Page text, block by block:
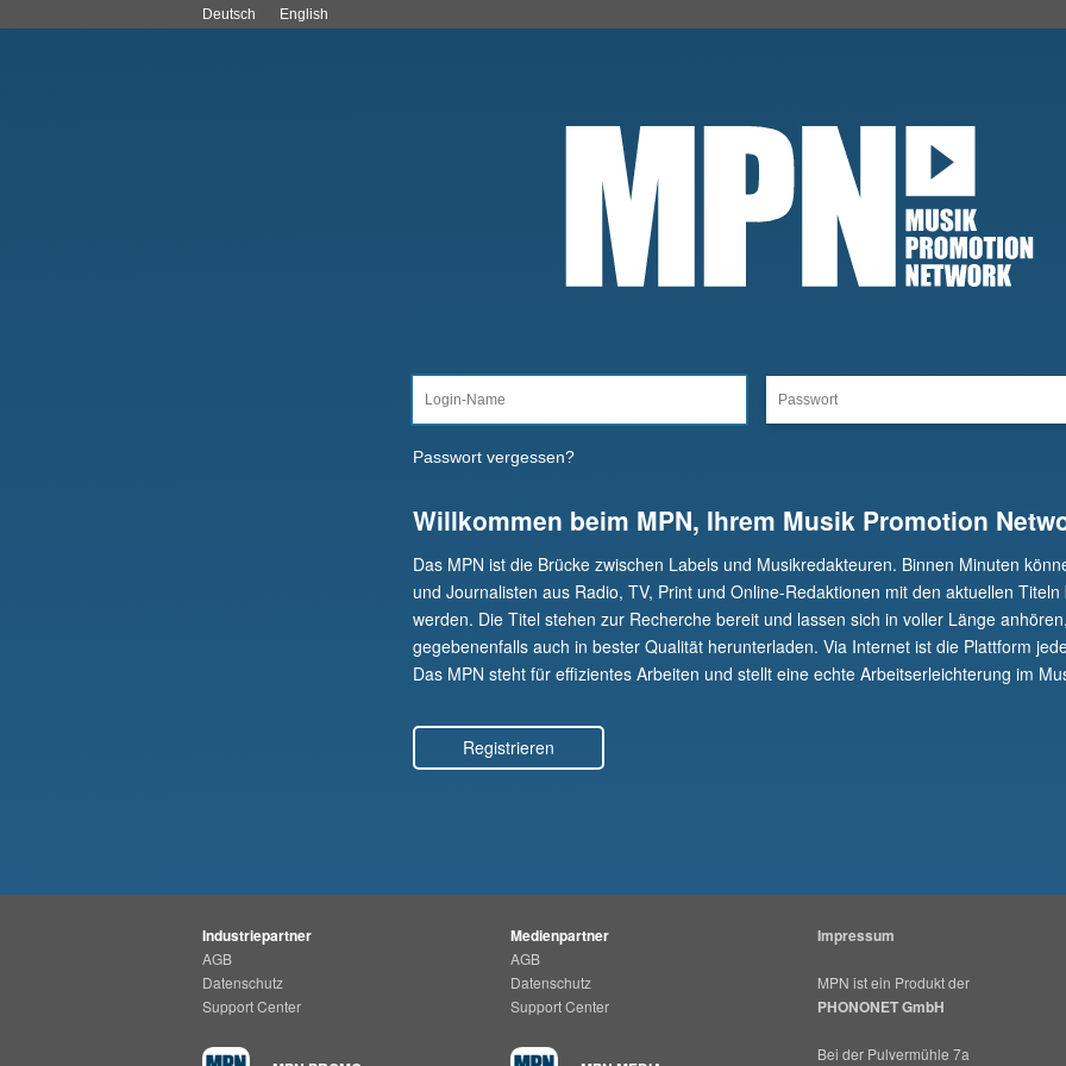
Passwort vergessen?
Willkommen beim MPN, Ihrem Musik Promotion
Das MPN ist die Brücke zwischen Labels und Musikredakteuren. Binnen Minuten
und Journalisten aus Radio, TV, Print und Online-Redaktionen mit den aktuellen
werden. Die Titel stehen zur Recherche bereit und lassen sich in voller Länge
gegebenenfalls auch in bester Qualität herunterladen. Via Internet ist die Plattform
Das MPN steht für effizientes Arbeiten und stellt eine echte Arbeitserleichterung im
Registrieren
Deutsch English
Industriepartner
AGB
Datenschutz
Support Center
Medienpartner
AGB
Datenschutz
Support Center
Impressum
MPN ist ein Produkt der
PHONONET GmbH
Bei der Pulvermühle 7a